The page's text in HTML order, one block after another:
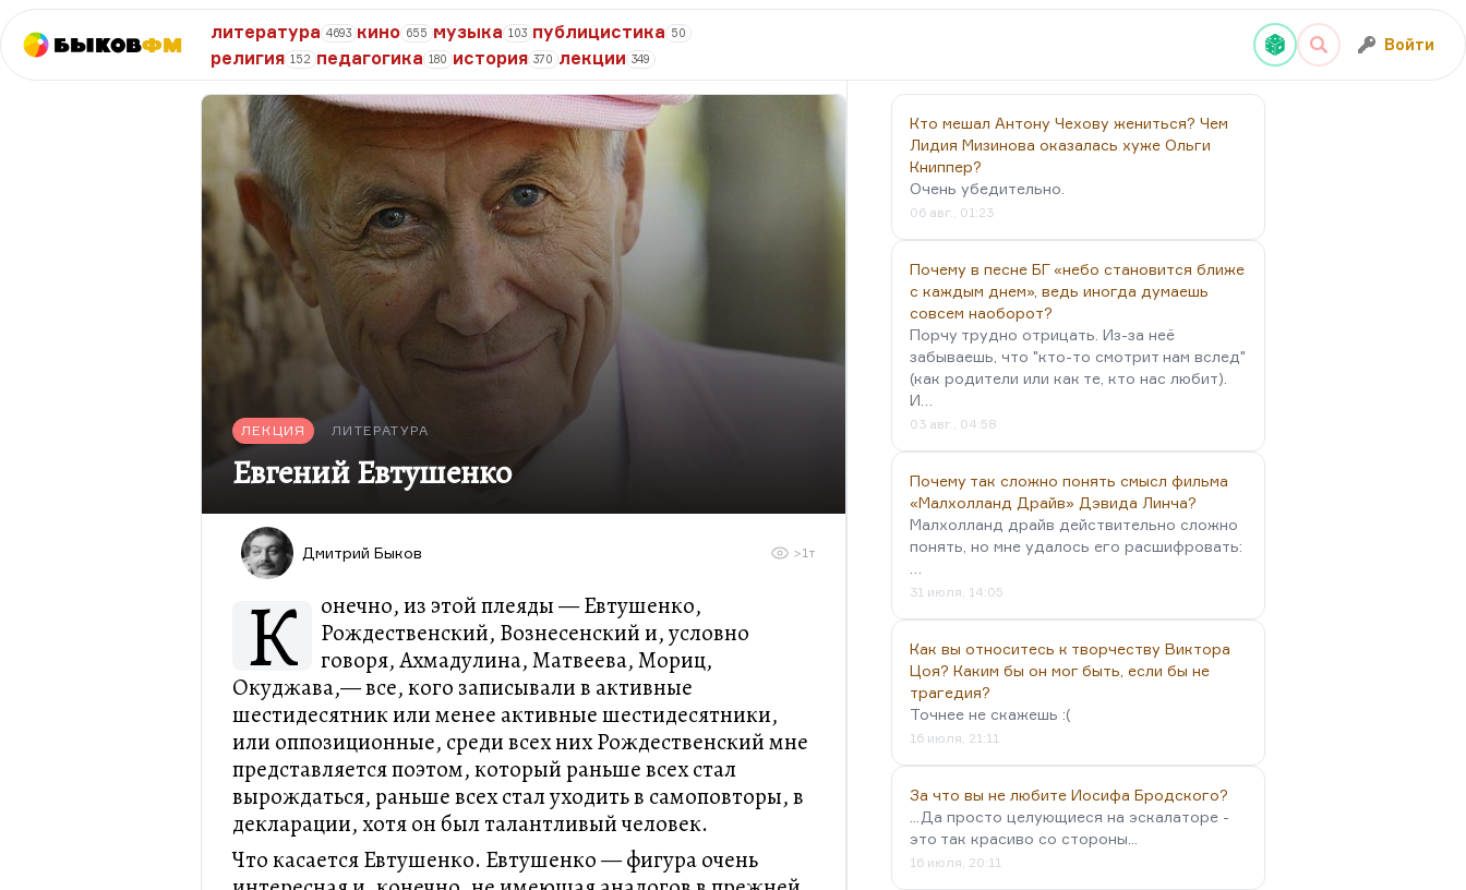
БыковФМ
литература 4693 кино 655 музыка 103 публицистика 50
религия 152 педагогика 180 история 370 лекции 349
Войти
ЛЕКЦИЯ ЛИТЕРАТУРА
Евгений Евтушенко
Дмитрий Быков >1т
К
онечно, из этой плеяды — Евтушенко,
Рождественский, Вознесенский и, условно
говоря, Ахмадулина, Матвеева, Мориц,
Окуджава,— все, кого записывали в активные
шестидесятник или менее активные шестидесятники,
или оппозиционные, среди всех них Рождественский мне
представляется поэтом, который раньше всех стал
вырождаться, раньше всех стал уходить в самоповторы, в
декларации, хотя он был талантливый человек.
Что касается Евтушенко. Евтушенко — фигура очень
Кто мешал Антону Чехову жениться? Чем
Лидия Мизинова оказалась хуже Ольги
Книппер?
Очень убедительно.
06 авг., 01:23
Почему в песне БГ «небо становится ближе
с каждым днем», ведь иногда думаешь
совсем наоборот?
Порчу трудно отрицать. Из-за неё
забываешь, что "кто-то смотрит нам вслед"
(как родители или как те, кто нас любит).
И…
03 авг., 04:58
Почему так сложно понять смысл фильма
«Малхолланд Драйв» Дэвида Линча?
Малхолланд драйв действительно сложно
понять, но мне удалось его расшифровать:
31 июля, 14:05
Как вы относитесь к творчеству Виктора
Цоя? Каким бы он мог быть, если бы не
трагедия?
Точнее не скажешь :(
16 июля, 21:11
За что вы не любите Иосифа Бродского?
...Да просто целующиеся на эскалаторе -
это так красиво со стороны...
16 июля, 20:11